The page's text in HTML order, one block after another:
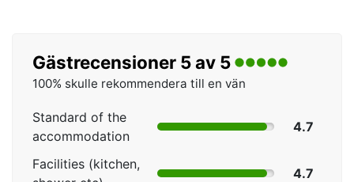
Gästrecensioner 5 av 5
100% skulle rekommendera till en vän
Standard of the
accommodation
4.7
Facilities (kitchen,
4.7